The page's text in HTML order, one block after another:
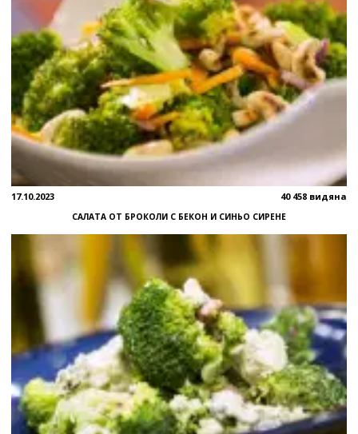
17.10.2023 40 458 видяна
САЛАТА ОТ БРОКОЛИ С БЕКОН И СИНЬО СИРЕНЕ